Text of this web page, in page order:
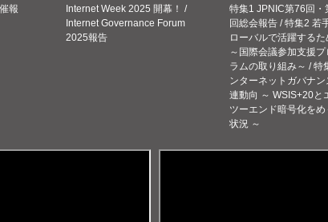
報
Internet Week 2025 開幕！ /
Internet Governance Forum
2025報告
特集1 JPNIC第76回・
回総会報告 / 特集2 若
ローバルで活躍するた
～国際会議参加支援プ
ラムの取り組み～ / 特
ンターネットガバナン
連動向 ～ WSIS+20と
ツーエンド暗号化をめ
状況 ～